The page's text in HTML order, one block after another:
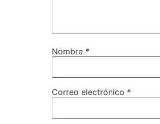
Nombre *
Correo electrónico *